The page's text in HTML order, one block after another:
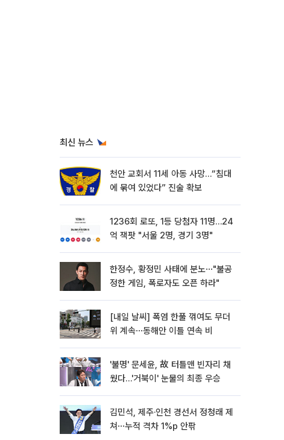
최신 뉴스
천안 교회서 11세 아동 사망…“침대
에 묶여 있었다” 진술 확보
1236회 로또, 1등 당첨자 11명…24
억 잭팟 "서울 2명, 경기 3명"
한정수, 황정민 사태에 분노⋯"불공
정한 게임, 폭로자도 오픈 하라"
[내일 날씨] 폭염 한풀 꺾여도 무더
위 계속⋯동해안 이틀 연속 비
'불명' 문세윤, 故 터틀맨 빈자리 채
웠다…'거북이' 눈물의 최종 우승
김민석, 제주·인천 경선서 정청래 제
쳐⋯누적 격차 1%p 안팎